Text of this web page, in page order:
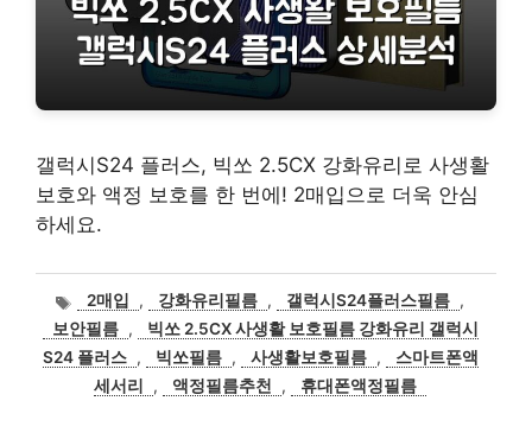
갤럭시S24 플러스, 빅쏘 2.5CX 강화유리로 사생활
보호와 액정 보호를 한 번에! 2매입으로 더욱 안심
하세요.
태
그
2매입 , 강화유리필름 , 갤럭시S24플러스필름 ,
보안필름 ,
빅쏘 2.5CX 사생활 보호필름 강화유리 갤럭시
S24 플러스 , 빅쏘필름 , 사생활보호필름 ,
스마트폰액
세서리
, 액정필름추천 , 휴대폰액정필름